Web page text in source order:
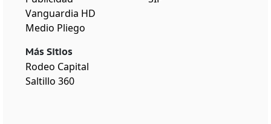
Vanguardia HD
Medio Pliego
Más Sitios
Rodeo Capital
Saltillo 360